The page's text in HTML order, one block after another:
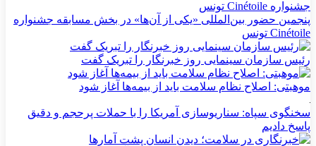
پنجمین حضور بین‌المللی «یکی از آن‌ها» در بخش مسابقه جشنواره
Cinétoile تونس
رئیس سازمان سینمایی روز خبرنگار را تبریک گفت
موهبتی: اصلاح نظام سلامت باید از بیمه‌ها آغاز شود
سخنگوی سپاه: سناریوسازی آمریکا را با حملات پرحجم‌‌ و دقیق‌
پاسخ دادیم